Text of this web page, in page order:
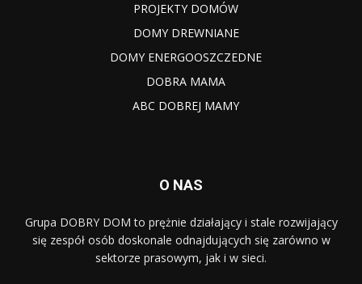
PROJEKTY DOMÓW
DOMY DREWNIANE
DOMY ENERGOOSZCZEDNE
DOBRA MAMA
ABC DOBREJ MAMY
O NAS
Grupa DOBRY DOM to prężnie działający i stale rozwijający
się zespół osób doskonale odnajdujących się zarówno w
sektorze prasowym, jak i w sieci.